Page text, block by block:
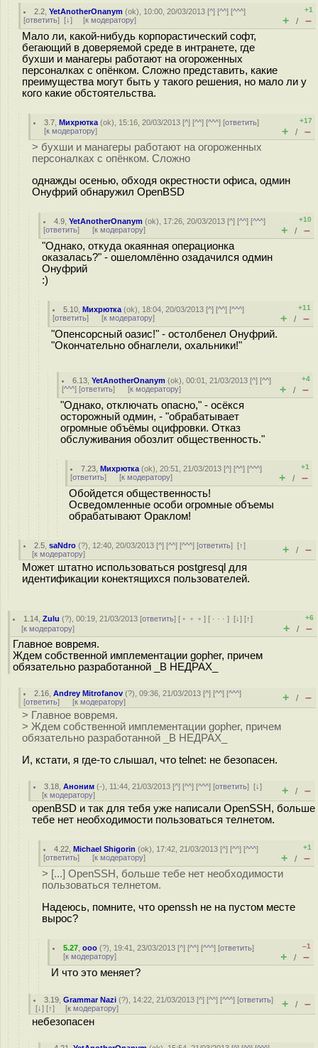
2.2 ,YetAnotherOnanym (ok), 10:00, 20/03/2013 [^] [^^] [^^^]
[ответить] [↓] [к модератору]
+1
+ / –
Мало ли, какой-нибудь корпорастический софт,
бегающий в доверяемой среде в интранете, где
бухши и манагеры работают на огороженных
персоналках с опёнком. Сложно представить, какие
преимущества могут быть у такого решения, но мало ли у
кого какие обстоятельства.
3.7 ,Михрютка (ok), 15:16, 20/03/2013 [^] [^^] [^^^] [ответить]
[к модератору]
+17
+ / –
> бухши и манагеры работают на огороженных
персоналках с опёнком. Сложно
однажды осенью, обходя окрестности офиса, одмин
Онуфрий обнаружил OpenBSD
4.9 ,YetAnotherOnanym (ok), 17:26, 20/03/2013 [^] [^^] [^^^]
[ответить] [к модератору]
+10
+ / –
"Однако, откуда окаянная операционка
оказалась?" - ошеломлённо озадачился одмин
Онуфрий
:)
5.10 ,Михрютка (ok), 18:04, 20/03/2013 [^] [^^] [^^^]
[ответить] [к модератору]
+11
+ / –
"Опенсорсный оазис!" - остолбенел Онуфрий.
"Окончательно обнаглели, охальники!"
6.13 ,YetAnotherOnanym (ok), 00:01, 21/03/2013 [^] [^^]
[^^^] [ответить] [к модератору]
+4
+ / –
"Однако, отключать опасно," - осёкся
осторожный одмин, - "обрабатывает
огромные объёмы оцифровки. Отказ
обслуживания обозлит общественность."
7.23 ,Михрютка (ok), 20:51, 21/03/2013 [^] [^^] [^^^]
[ответить] [к модератору]
+1
+ / –
Обойдется общественность!
Осведомленные особи огромные объемы
обрабатывают Ораклом!
2.5 ,saNdro (?), 12:40, 20/03/2013 [^] [^^] [^^^] [ответить][↑]
[к модератору] + / –
Может штатно использоваться postgresql для
идентификации конектящихся пользователей.
1.14 ,Zulu (?), 00:19, 21/03/2013 [ответить] [ ﹢﹢﹢] [ · · ·][↓] [↑]
[к модератору]
+6
+ / –
Главное вовремя.
Ждем собственной имплементации gopher, причем
обязательно разработанной _В НЕДРАХ_
2.16 ,Andrey Mitrofanov (?), 09:36, 21/03/2013 [^] [^^] [^^^]
[ответить] [к модератору] + / –
> Главное вовремя.
> Ждем собственной имплементации gopher, причем
обязательно разработанной _В НЕДРАХ_
И, кстати, я где-то слышал, что telnet: не безопасен.
3.18 ,Аноним (-), 11:44, 21/03/2013 [^] [^^] [^^^] [ответить][↓]
[к модератору] + / –
openBSD и так для тебя уже написали OpenSSH, больше
тебе нет необходимости пользоваться телнетом.
4.22 ,Michael Shigorin (ok), 17:42, 21/03/2013 [^] [^^] [^^^]
[ответить] [к модератору]
+1
+ / –
> [...] OpenSSH, больше тебе нет необходимости
пользоваться телнетом.
Надеюсь, помните, что openssh не на пустом месте
вырос?
5.27 ,ooo (?), 19:41, 23/03/2013 [^] [^^] [^^^] [ответить]
[к модератору]
–1
+ / –
И что это меняет?
3.19 ,Grammar Nazi (?), 14:22, 21/03/2013 [^] [^^] [^^^] [ответить]
[↓] [↑] [к модератору] + / –
небезопасен